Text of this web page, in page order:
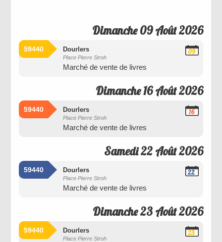
Dimanche 09 Août 2026
59440 Dourlers
Place Pierre Stroh
Marché de vente de livres
09
Dimanche 16 Août 2026
59440 Dourlers
Place Pierre Stroh
Marché de vente de livres
16
Samedi 22 Août 2026
59440 Dourlers
Place Pierre Stroh
Marché de vente de livres
22
Dimanche 23 Août 2026
59440 Dourlers
Place Pierre Stroh
23